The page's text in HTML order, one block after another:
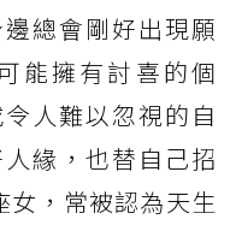
總會剛好出現願
能擁有討喜的個
人難以忽視的自
緣，也替自己招
女，常被認為天生